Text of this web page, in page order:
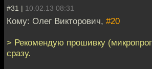
#31 | 10.02.13 08:31
Кому: Олег Викторович, #20
> Рекомендую прошивку
сразу.